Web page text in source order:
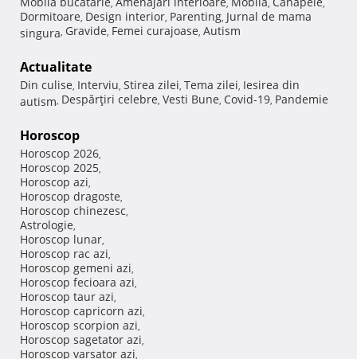
, , , ,
Dormitoare, Design interior, Parenting, Jurnal de mama
singura, Gravide, Femei curajoase, Autism
Actualitate
Din culise, Interviu, Stirea zilei, Tema zilei, Iesirea din
autism, Despărţiri celebre, Vesti Bune, Covid-19, Pandemie
Horoscop
Horoscop 2026,
Horoscop 2025,
Horoscop azi,
Horoscop dragoste,
Horoscop chinezesc,
Astrologie,
Horoscop lunar,
Horoscop rac azi,
Horoscop gemeni azi,
Horoscop fecioara azi,
Horoscop taur azi,
Horoscop capricorn azi,
Horoscop scorpion azi,
Horoscop sagetator azi,
Horoscop varsator azi,